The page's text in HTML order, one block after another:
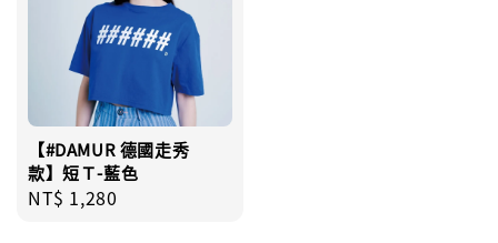
【#DAMUR 德國走秀
款】短Ｔ-藍色
Regular
NT$ 1,280